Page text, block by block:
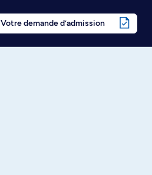
Votre demande d’admission